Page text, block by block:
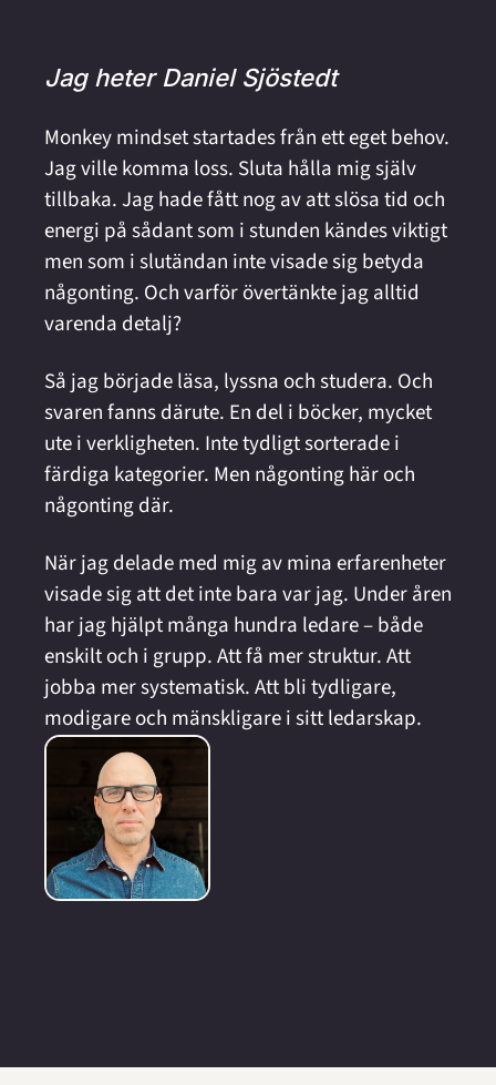
Jag heter Daniel Sjöstedt
Monkey mindset startades från ett eget behov.
Jag ville komma loss. Sluta hålla mig själv
tillbaka. Jag hade fått nog av att slösa tid och
energi på sådant som i stunden kändes viktigt
men som i slutändan inte visade sig betyda
någonting. Och varför övertänkte jag alltid
varenda detalj?
Så jag började läsa, lyssna och studera. Och
svaren fanns därute. En del i böcker, mycket
ute i verkligheten. Inte tydligt sorterade i
färdiga kategorier. Men någonting här och
någonting där.
När jag delade med mig av mina erfarenheter
visade sig att det inte bara var jag. Under åren
har jag hjälpt många hundra ledare – både
enskilt och i grupp. Att få mer struktur. Att
jobba mer systematisk. Att bli tydligare,
modigare och mänskligare i sitt ledarskap.